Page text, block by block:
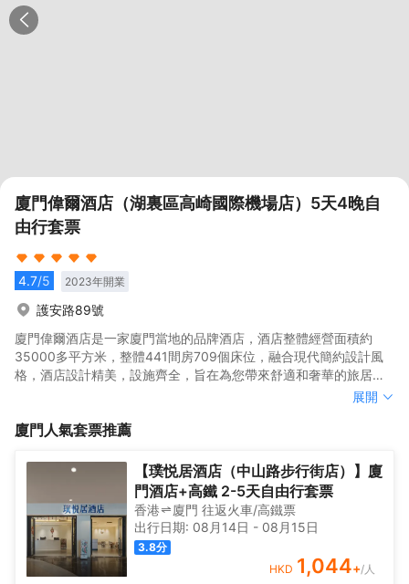
廈門偉爾酒店（湖裏區高崎國際機場店）5天4晚自
由行套票
4.7/5 2023年開業
護安路89號
廈門偉爾酒店是一家廈門當地的品牌酒店，酒店整體經營面積約
35000多平方米，整體441間房709個床位，融合現代簡約設計風
格，酒店設計精美，設施齊全，旨在為您帶來舒適和奢華的旅居體
供機場、廈門北站、五通碼頭提前預約免費接送服務，房間內冰箱
位於廈門湖裏區的黃金地段，讓您可以輕鬆探索這座城市的景點，
體驗當地文化。從令人歎為觀止的5A景區鼓浪嶼到充滿活力的沙坡
尾，為每個旅行者提供了難忘的旅程。榮幸能成為您廈門之旅的一
部分，我們期待着共同創造難忘的回憶。
廈門偉爾酒店是一家廈門當地的品牌酒店，酒店整體經營面積約
格，酒店設計精美，設施齊全，旨在為您帶來舒適和奢華的旅居體
勢。以獨具暖心的服務特色，酒店採取三分鐘快速入住、退房；提
供機場、廈門北站、五通碼頭提前預約免費接送服務，房間內冰箱
免費提供各類飲料，為客人提供無與倫比的服務和享受。<br> 酒店
位於廈門湖裏區的黃金地段，讓您可以輕鬆探索這座城市的景點，
體驗當地文化。從令人歎為觀止的5A景區鼓浪嶼到充滿活力的沙坡
尾，為每個旅行者提供了難忘的旅程。榮幸能成為您廈門之旅的一
部分，我們期待着共同創造難忘的回憶。
展開
廈門 人氣套票推薦
【璞悦居酒店（中山路步行街店）】廈
門酒店+高鐵 2-5天自由行套票
香港 廈門 往返火車/高鐵票
出行日期: 08月14日 - 08月15日
3.8分
HKD 1,044+/人